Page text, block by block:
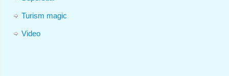
Turism magic
Video